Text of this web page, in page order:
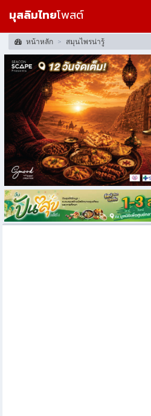
มุสลิมไทยโพสต์
หน้าหลัก สมุนไพรน่ารู้